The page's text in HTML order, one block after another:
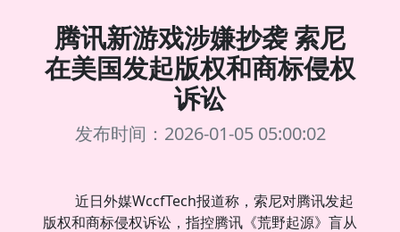
腾讯新游戏涉嫌抄袭 索尼
在美国发起版权和商标侵权
诉讼
发布时间：2026-01-05 05:00:02
近日外媒WccfTech报道称，索尼对腾讯发起
版权和商标侵权诉讼，指控腾讯《荒野起源》盲从